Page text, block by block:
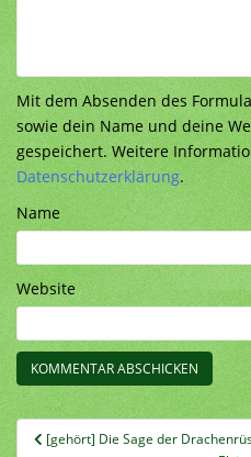
Mit dem Absenden des
sowie dein Name und deine
gespeichert. Weitere
Datenschutzerklärung.
Name
Website
Beitragsnavigation
[gehört] Die Sage der